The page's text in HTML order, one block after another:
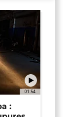
01:54
: